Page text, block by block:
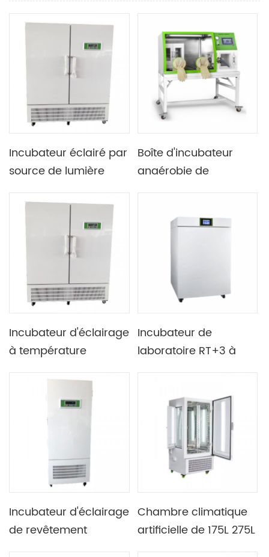
Incubateur éclairé par
source de lumière
laboratoire 800L avec
réfrigérant R134a
Boîte d'incubateur
anaérobie de
Incubateur d'éclairage
à température
chaude de haute
précision de
laboratoire avec
réfrigération
Incubateur de
laboratoire RT+3 à
biologiques, de tissus
et de bactéries
Incubateur d'éclairage
de revêtement
Chambre climatique
artificielle de 175L 275L